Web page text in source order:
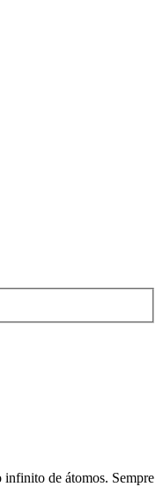
infinito de átomos. Sempre